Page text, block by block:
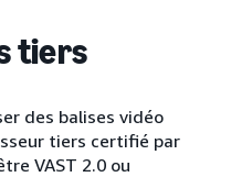
tiers
des balises vidéo
tiers certifié par
VAST 2.0 ou